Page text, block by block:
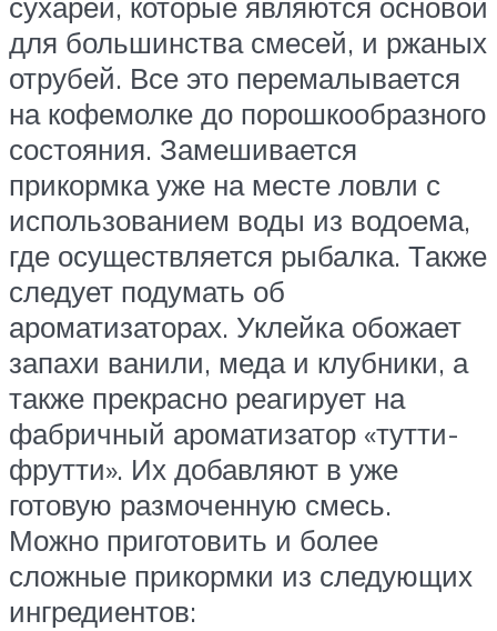
для большинства смесей, и ржаных
отрубей. Все это перемалывается
на кофемолке до порошкообразного
состояния. Замешивается
прикормка уже на месте ловли с
использованием воды из водоема,
где осуществляется рыбалка. Также
следует подумать об
ароматизаторах. Уклейка обожает
запахи ванили, меда и клубники, а
также прекрасно реагирует на
фабричный ароматизатор «тутти-
фрутти». Их добавляют в уже
готовую размоченную смесь.
Можно приготовить и более
сложные прикормки из следующих
ингредиентов: